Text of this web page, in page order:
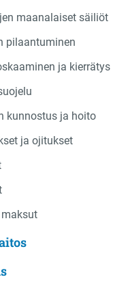
maanalaiset säiliöt
pilaantuminen
ja kierrätys
kunnostus ja hoito
ja ojitukset